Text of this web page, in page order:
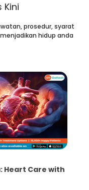
Kini
prosedur, syarat
hidup anda
Sperm